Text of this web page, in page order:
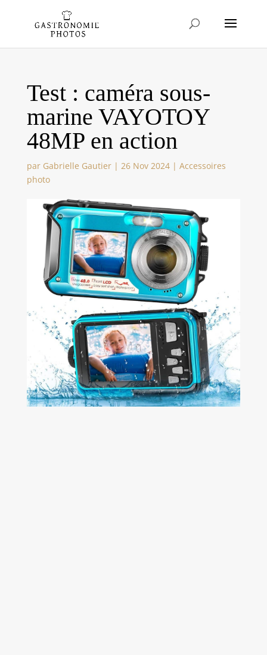
Test : caméra sous-
marine VAYOTOY
48MP en action
par Gabrielle Gautier| 26 Nov 2024| Accessoires
photo